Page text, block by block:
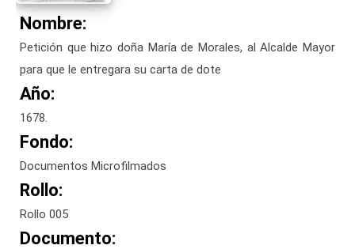
Nombre:
Petición que hizo doña María de Morales, al Alcalde Mayor
para que le entregara su carta de dote
Año:
1678.
Fondo:
Documentos Microfilmados
Rollo:
Rollo 005
Documento: